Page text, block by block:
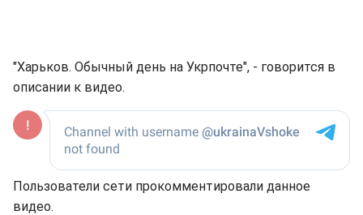
"Харьков. Обычный день на Укрпочте", - говорится в
описании к видео.
Пользователи сети прокомментировали данное
видео.